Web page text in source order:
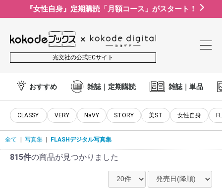
『女性自身』定期購読「月額コース」がスタート！
光文社の公式ECサイト
おすすめ 雑誌｜定期購読 雑誌｜単品
CLASSY. VERY NaVY STORY 美ST 女性自身
全て | 写真集 | FLASHデジタル写真集
815件の商品が見つかりました